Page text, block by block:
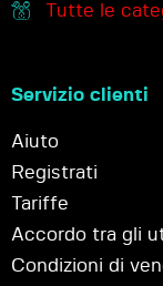
Tutte le
Servizio clienti
Aiuto
Registrati
Tariffe
Accordo tra gli
Condizioni di